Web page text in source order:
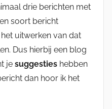
drie berichten met
soort bericht
uitwerken van dat
Dus hierbij een blog
je suggesties hebben
dan hoor ik het